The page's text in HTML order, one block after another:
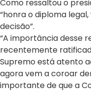
Como ressaltou o
“honra o diploma
decisão”.
“A importância desse
recentemente
Supremo está atento
agora vem a coroar
importante de que a